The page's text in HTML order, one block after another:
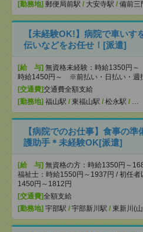
[勤務地] 郵便局前駅 / 大安寺駅 / 備前三
【未経験OK!】病院で車いす
伝いなどをお任せ！[派遣]
[給 与] 無資格未経験：時給1350円～
時給1450円～ ※前払い・日払い・週
[交通費]交通費全額支給
[勤務地] 福山駅 / 東福山駅 / 松永駅 / …
【病院でのお仕事】食事の
護助手＊未経験OK[派遣]
[給 与] 無資格の方：時給1350円～
福祉士：時給1550円～1937円 / 初任者
1450円～1812円
[交通費]全額支給
[勤務地] 宇部駅 / 宇部新川駅 / 東新川(